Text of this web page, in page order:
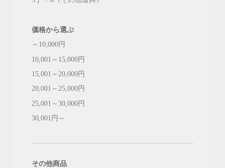
価格から選ぶ
～10,000円
10,001～15,000円
15,001～20,000円
20,001～25,000円
25,001～30,000円
30,001円～
その他商品